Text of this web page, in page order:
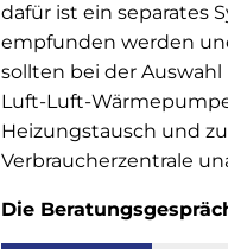
dafür ist ein separates
empfunden werden
sollten bei der
Luft-Luft-
Heizungstausch und
Verbraucherzentrale
Die